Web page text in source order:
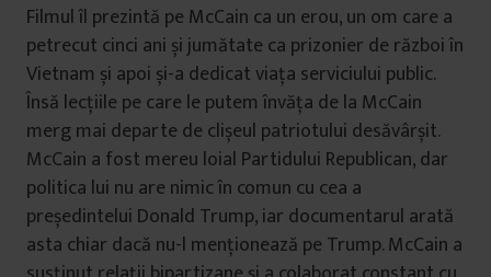
Filmul îl prezintă pe McCain ca un erou, un om care a
petrecut cinci ani și jumătate ca prizonier de război în
Vietnam și apoi și-a dedicat viața serviciului public.
Însă lecțiile pe care le putem învăța de la McCain
merg mai departe de clișeul patriotului desăvârșit.
McCain a fost mereu loial Partidului Republican, dar
politica lui nu are nimic în comun cu cea a
președintelui Donald Trump, iar documentarul arată
asta chiar dacă nu-l menționează pe Trump. McCain a